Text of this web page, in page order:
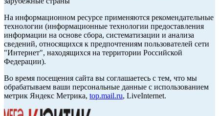
На информационном ресурсе применяются рекомендательные
технологии (информационные технологии предоставления
информации на основе сбора, систематизации и анализа
сведений, относящихся к предпочтениям пользователей сети
"Интернет", находящихся на территории Российской
Федерации).
Во время посещения сайта вы соглашаетесь с тем, что мы
обрабатываем ваши персональные данные с использованием
метрик Яндекс Метрика, top.mail.ru, LiveInternet.